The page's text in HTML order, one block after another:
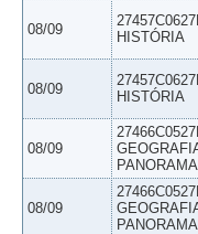
08/09
HISTÓRIA
08/09
HISTÓRIA
08/09
08/09